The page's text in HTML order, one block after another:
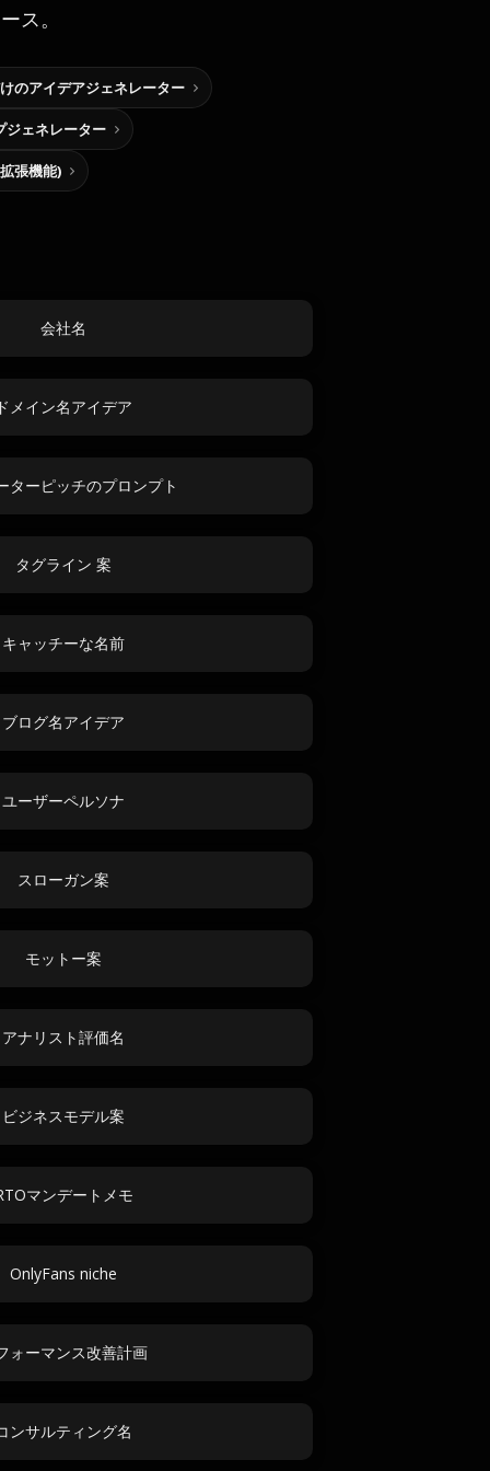
ス。
のアイデアジェネレーター
ジェネレーター
張機能)
会社名
ドメイン名アイデア
ターピッチのプロンプト
タグライン 案
キャッチーな名前
ブログ名アイデア
ユーザーペルソナ
スローガン案
モットー案
アナリスト評価名
ビジネスモデル案
マンデートメモ
OnlyFans niche
ォーマンス改善計画
ンサルティング名